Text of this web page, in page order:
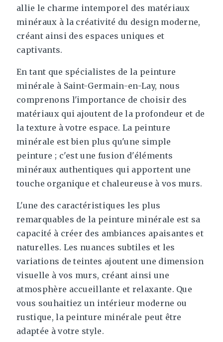
allie le charme intemporel des matériaux
minéraux à la créativité du design moderne,
créant ainsi des espaces uniques et
captivants.
En tant que spécialistes de la peinture
minérale à Saint-Germain-en-Lay, nous
comprenons l'importance de choisir des
matériaux qui ajoutent de la profondeur et de
la texture à votre espace. La peinture
minérale est bien plus qu'une simple
peinture ; c'est une fusion d'éléments
minéraux authentiques qui apportent une
touche organique et chaleureuse à vos murs.
L'une des caractéristiques les plus
remarquables de la peinture minérale est sa
capacité à créer des ambiances apaisantes et
naturelles. Les nuances subtiles et les
variations de teintes ajoutent une dimension
visuelle à vos murs, créant ainsi une
atmosphère accueillante et relaxante. Que
vous souhaitiez un intérieur moderne ou
rustique, la peinture minérale peut être
adaptée à votre style.